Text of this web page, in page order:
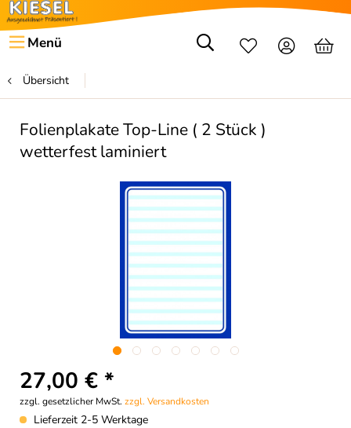
Menü
Übersicht
Folienplakate Top-Line ( 2 Stück )
wetterfest laminiert
27,00 € *
zzgl. gesetzlicher MwSt. zzgl. Versandkosten
Lieferzeit 2-5 Werktage